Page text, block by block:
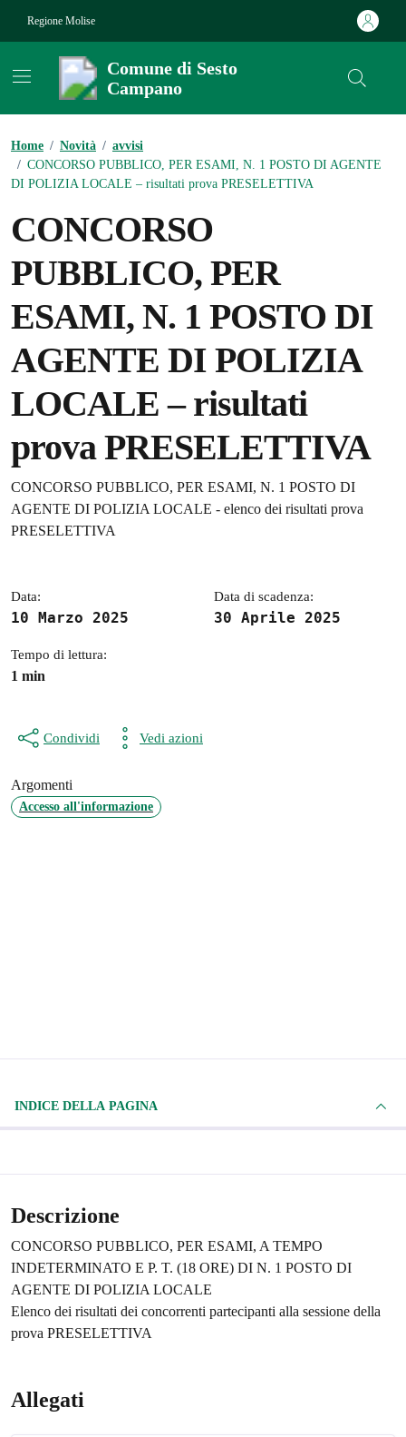
Regione Molise
Comune di Sesto
Campano
Home / Novità / avvisi
/ CONCORSO PUBBLICO, PER ESAMI, N. 1 POSTO DI AGENTE
DI POLIZIA LOCALE – risultati prova PRESELETTIVA
CONCORSO
PUBBLICO, PER
ESAMI, N. 1 POSTO DI
AGENTE DI POLIZIA
LOCALE – risultati
prova PRESELETTIVA
Dettagli della notizia
CONCORSO PUBBLICO, PER ESAMI, N. 1 POSTO DI
AGENTE DI POLIZIA LOCALE - elenco dei risultati prova
PRESELETTIVA
Data:
10 Marzo 2025
Data di scadenza:
30 Aprile 2025
Tempo di lettura:
1 min
Condividi Vedi azioni
Argomenti
Accesso all'informazione
INDICE DELLA PAGINA
Descrizione
CONCORSO PUBBLICO, PER ESAMI, A TEMPO
INDETERMINATO E P. T. (18 ORE) DI N. 1 POSTO DI
AGENTE DI POLIZIA LOCALE
Elenco dei risultati dei concorrenti partecipanti alla sessione della
prova PRESELETTIVA
Allegati